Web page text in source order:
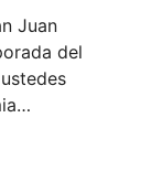
Juan
del